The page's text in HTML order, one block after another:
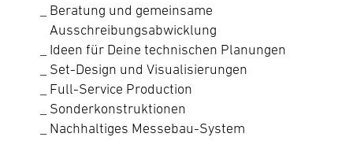
Beratung und gemeinsame
Ausschreibungsabwicklung
Ideen für Deine technischen Planungen
Set-Design und Visualisierungen
Full-Service Production
Sonderkonstruktionen
Nachhaltiges Messebau-System